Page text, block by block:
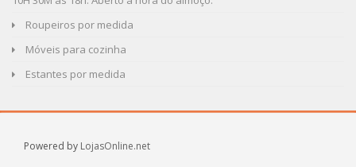
Roupeiros por medida
Móveis para cozinha
Estantes por medida
Powered by LojasOnline.net